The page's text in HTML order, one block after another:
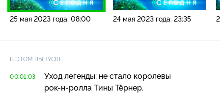
25 мая 2023 года. 08:00 24 мая 2023 года. 23:35
В ЭТОМ ВЫПУСКЕ:
00:01:03
Уход легенды: не стало королевы
рок-н-ролла Тины Тёрнер.